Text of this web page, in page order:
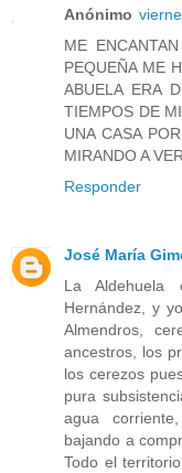
Anónimo
ME
PEQUEÑA ME
ABUELA ERA
TIEMPOS DE
UNA CASA
MIRANDO A
Responder
José María
La
Hernández, y
Almendros,
ancestros, los
los cerezos
pura
agua
bajando a
Todo el